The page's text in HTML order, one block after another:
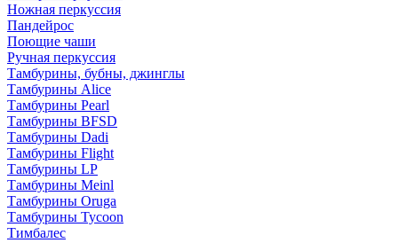
Ножная перкуссия
Пандейрос
Поющие чаши
Ручная перкуссия
Тамбурины, бубны, джинглы
Тамбурины Alice
Тамбурины Pearl
Тамбурины BFSD
Тамбурины Dadi
Тамбурины Flight
Тамбурины LP
Тамбурины Meinl
Тамбурины Oruga
Тамбурины Tycoon
Тимбалес